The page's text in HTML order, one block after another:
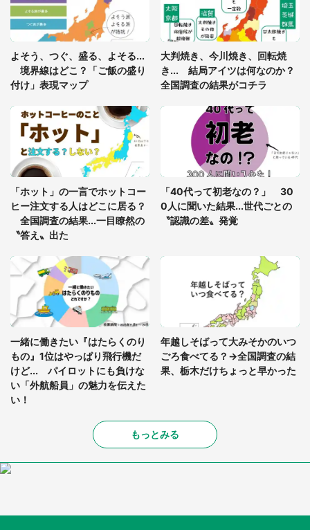
8万人感動
グっちゃってた〝野生の野菜〟に6.5万人戦慄
「○○がない街に住んでいます」住人の呟きに30万
人驚がく 何が存在しないか、あなたはわかる？
「修学旅行に途中参加する娘を送って行ったら、真
っ暗な道で遭難状態。なんとか見つけた民家に助け
を求めると、住人の男性が...」
よそう、つぐ、盛る、よそる...
境界線はどこ？「ご飯の盛り
付け」表現マップ
大判焼き、今川焼き、回転焼
き... 結局アイツは何なのか？
全国調査の結果がコチラ
「ホット」の一言でホットコー
ヒー注文する人はどこに居る？
全国調査の結果...一目瞭然の
〝答え〟出た
「40代って初老なの？」 30
0人に聞いた結果...世代ごとの
〝認識の差〟発覚
一緒に働きたい『はたらくのり
もの』1位はやっぱり飛行機だ
けど... パイロットにも負けな
い「外航船員」の魅力を伝えた
い！
年越しそばって大みそかのいつ
ごろ食べてる？→全国調査の結
果、栃木だけちょっと早かった
もっとみる